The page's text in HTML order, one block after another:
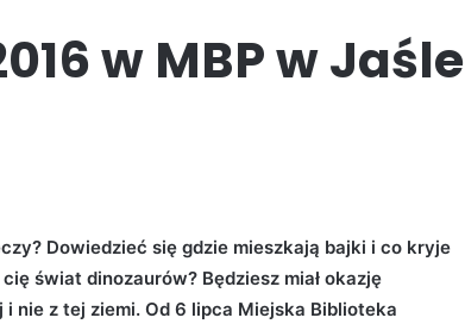
w MBP w Jaśle
Dowiedzieć się gdzie mieszkają bajki i co kryje
świat dinozaurów? Będziesz miał okazję
nie z tej ziemi. Od 6 lipca Miejska Biblioteka